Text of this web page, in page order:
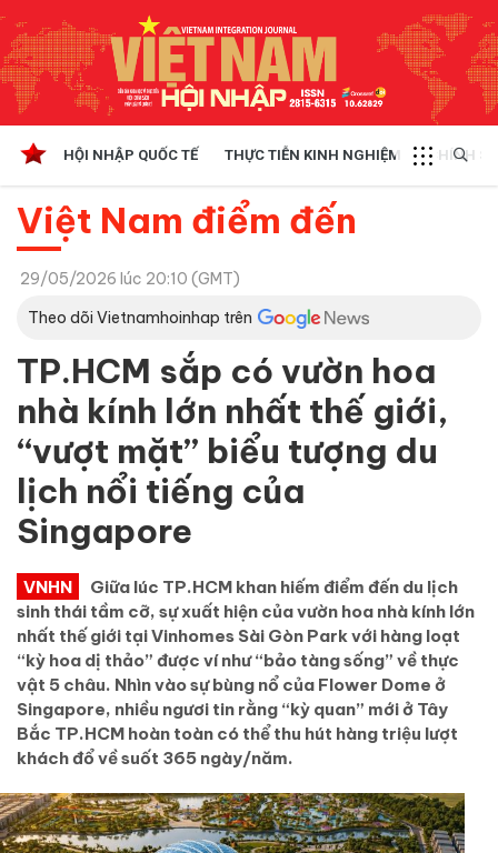
HỘI NHẬP QUỐC TẾ THỰC TIỄN KINH NGHIỆM CHÍNH
Việt Nam điểm đến
29/05/2026 lúc 20:10 (GMT)
Theo dõi Vietnamhoinhap trên
TP.HCM sắp có vườn hoa
nhà kính lớn nhất thế giới,
“vượt mặt” biểu tượng du
lịch nổi tiếng của
Singapore
VNHN
Giữa lúc TP.HCM khan hiếm điểm đến du lịch
sinh thái tầm cỡ, sự xuất hiện của vườn hoa nhà kính lớn
nhất thế giới tại Vinhomes Sài Gòn Park với hàng loạt
“kỳ hoa dị thảo” được ví như “bảo tàng sống” về thực
vật 5 châu. Nhìn vào sự bùng nổ của Flower Dome ở
Singapore, nhiều ngươi tin rằng “kỳ quan” mới ở Tây
Bắc TP.HCM hoàn toàn có thể thu hút hàng triệu lượt
khách đổ về suốt 365 ngày/năm.